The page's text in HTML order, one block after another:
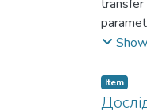
the
Item